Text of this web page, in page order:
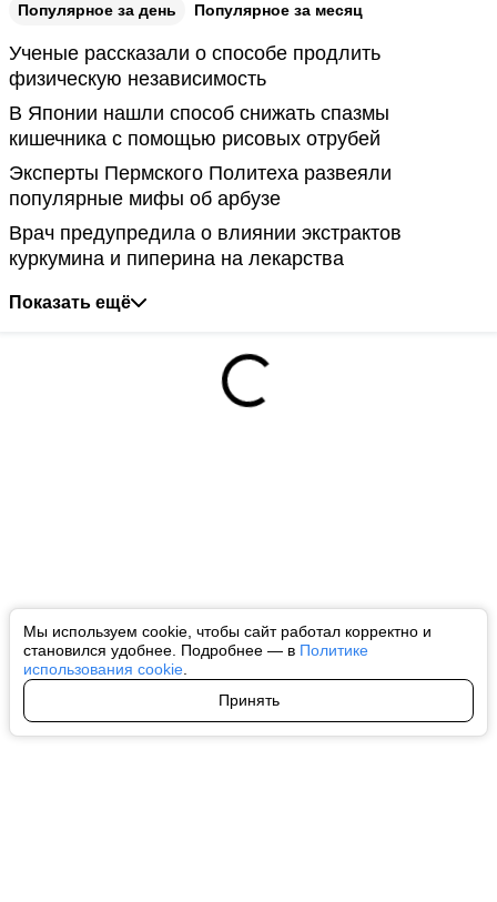
Мы используем cookie, чтобы сайт работал корректно и
становился удобнее. Подробнее — в Политике
использования cookie
Принять
Популярное за день Популярное за месяц
Ученые рассказали о способе продлить
физическую независимость
В Японии нашли способ снижать спазмы
кишечника с помощью рисовых отрубей
Эксперты Пермского Политеха развеяли
популярные мифы об арбузе
Врач предупредила о влиянии экстрактов
куркумина и пиперина на лекарства
Показать ещё